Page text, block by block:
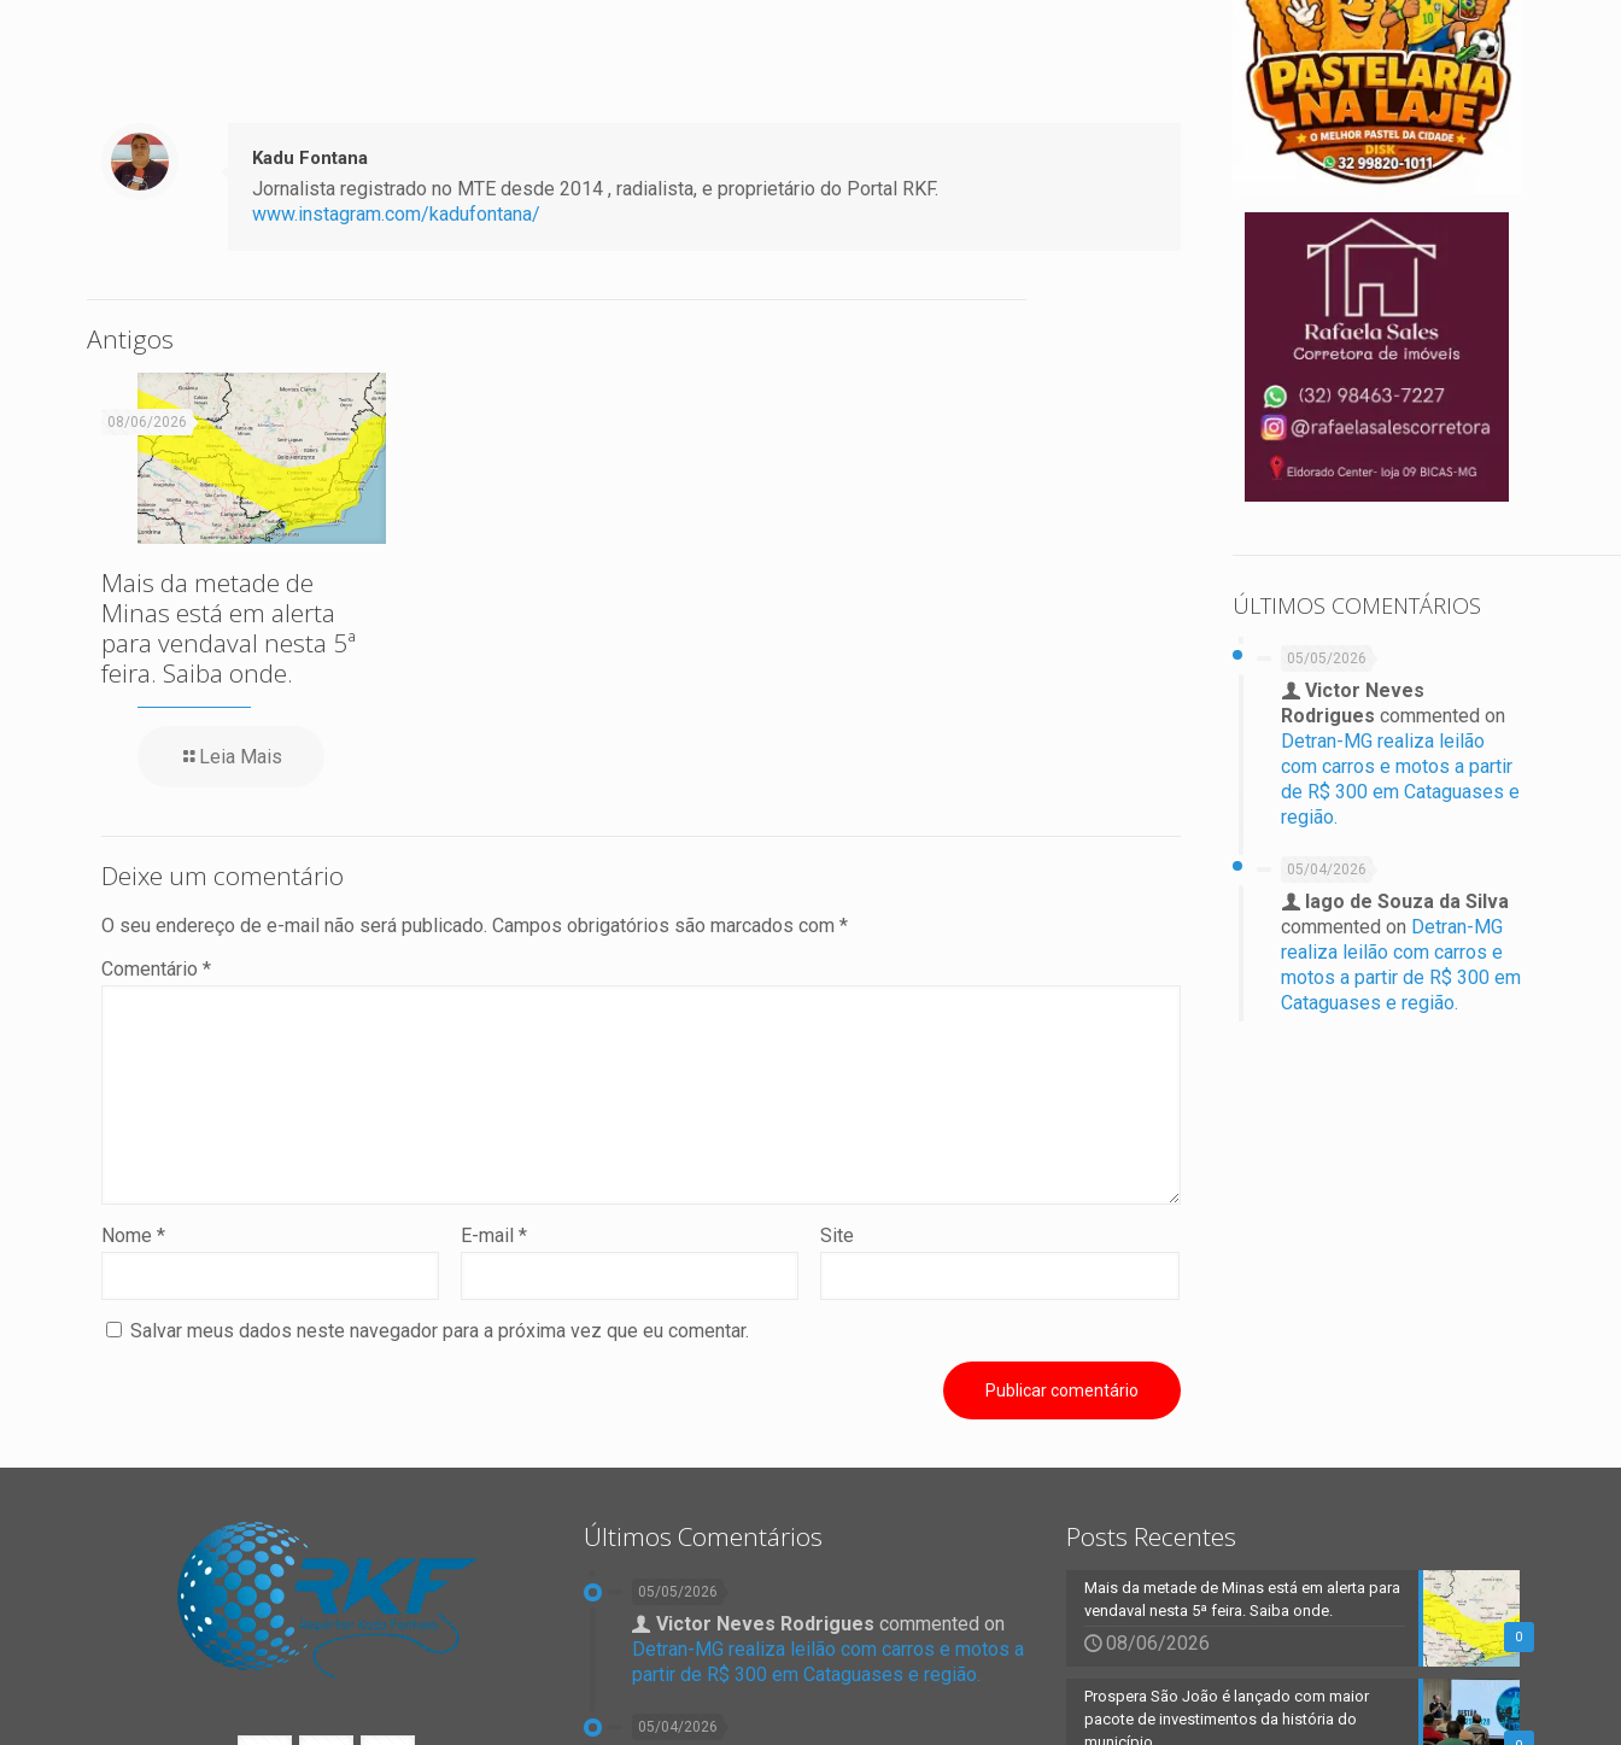
Kadu Fontana
Jornalista registrado no MTE desde 2014 , radialista, e proprietário do Portal RKF.
www.instagram.com/kadufontana/
Antigos
08/06/2026
Mais da metade de
Minas está em alerta
para vendaval nesta 5ª
feira. Saiba onde.
Leia Mais
Deixe um comentário
O seu endereço de e-mail não será publicado. Campos obrigatórios são marcados com *
Comentário *
Nome * E-mail* Site
Salvar meus dados neste navegador para a próxima vez que eu comentar.
ÚLTIMOS COMENTÁRIOS
05/05/2026
Victor Neves
Rodrigues commented on
Detran-MG realiza leilão
com carros e motos a partir
de R$ 300 em Cataguases e
região.
05/04/2026
Iago de Souza da Silva
commented on Detran-MG
realiza leilão com carros e
motos a partir de R$ 300 em
Cataguases e região.
Últimos Comentários
05/05/2026
Victor Neves Rodrigues commented on
Detran-MG realiza leilão com carros e motos a
partir de R$ 300 em Cataguases e região.
05/04/2026
Posts Recentes
0
Mais da metade de Minas está em alerta para
vendaval nesta 5ª feira. Saiba onde.
08/06/2026
Prospera São João é lançado com maior
pacote de investimentos da história do